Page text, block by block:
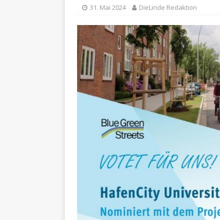
31. Mai 2024 DieLinde Redaktion